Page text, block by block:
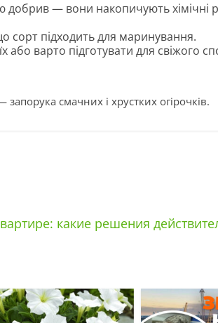
добрив — вони накопичують хімічні
сорт підходить для маринування.
або варто підготувати для свіжого
смачних і хрустких огірочків.
какие решения